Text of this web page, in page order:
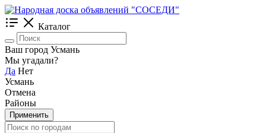
Каталог
Ваш город Усмань
Мы угадали?
Да Нет
Усмань
Отмена
Районы
Применить